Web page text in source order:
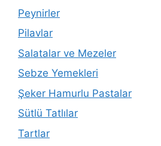
Peynirler
Pilavlar
Salatalar ve Mezeler
Sebze Yemekleri
Şeker Hamurlu Pastalar
Sütlü Tatlılar
Tartlar